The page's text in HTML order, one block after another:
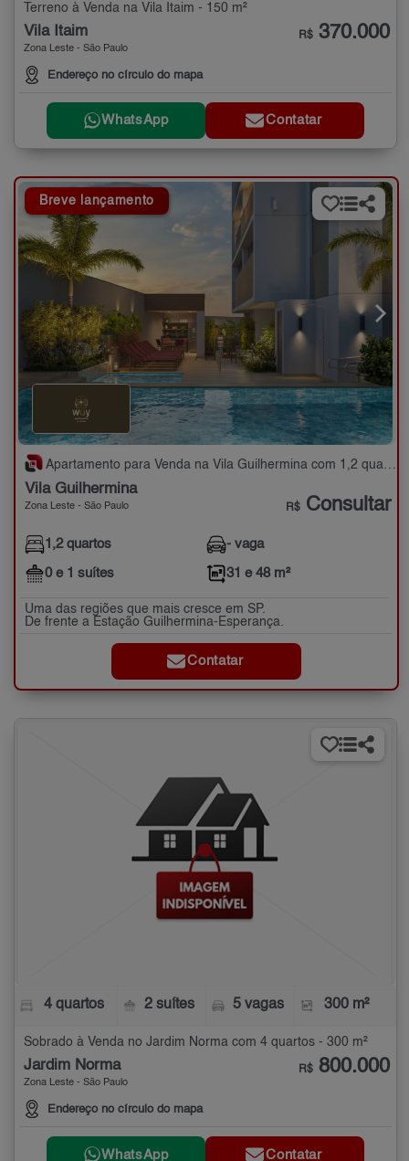
Terreno à Venda na Vila Itaim - 150 m²
Vila Itaim
Zona Leste - São Paulo
Endereço no círculo do mapa
R$ 370.000
WhatsApp Contatar
Breve lançamento
Apartamento para Venda na Vila Guilhermina com 1,2 quartos - 31 e 48 m²
Vila Guilhermina
Zona Leste - São Paulo R$ Consultar
1,2 quartos
0 e 1 suítes
- vaga
31 e 48 m²
Uma das regiões que mais cresce em SP.
De frente a Estação Guilhermina-Esperança.
Contatar
4 quartos 2 suítes 5 vagas 300 m²
Sobrado à Venda no Jardim Norma com 4 quartos - 300 m²
Jardim Norma
Zona Leste - São Paulo
Endereço no círculo do mapa
R$ 800.000
WhatsApp Contatar